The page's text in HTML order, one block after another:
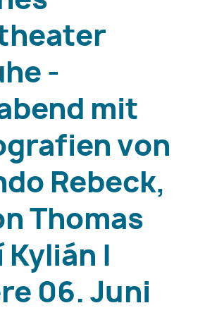
-
mit
von
Rebeck,
Thomas
|
06. Juni